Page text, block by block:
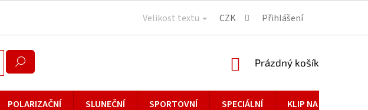
Velikost textu CZK Přihlášení
NÁKUPNÍ
Prázdný košík
POLARIZAČNÍ SLUNEČNÍ SPORTOVNÍ SPECIÁLNÍ KLIP NA BRÝLE